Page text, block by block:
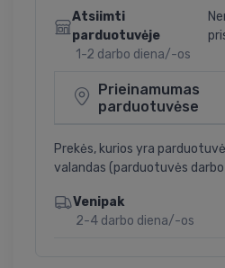
Atsiimti
parduotuvėje
1-2 darbo diena/-os
Prieinamumas
parduotuvėse
Prekės, kurios yra
valandas (parduotuvės
Venipak
2-4 darbo diena/-os